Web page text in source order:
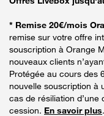
* Remise 20€/mois
remise sur votre offre
souscription à Orange
nouveaux clients
Protégée au cours des
nouvelle souscription à
cas de résiliation
cession. En savoir plus.